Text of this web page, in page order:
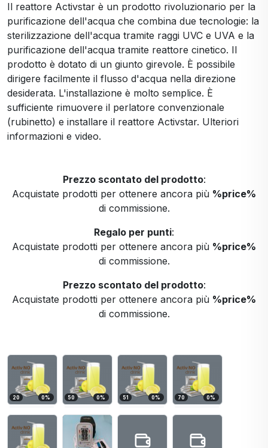
Il reattore Activstar è un prodotto rivoluzionario per la
purificazione dell'acqua che combina due tecnologie: la
sterilizzazione dell'acqua tramite raggi UVC e UVA e la
purificazione dell'acqua tramite reattore cinetico. Il
prodotto è dotato di un giunto girevole. È possibile
dirigere facilmente il flusso d'acqua nella direzione
desiderata. L'installazione è molto semplice. È
sufficiente rimuovere il perlatore convenzionale
(rubinetto) e installare il reattore Activstar. Ulteriori
informazioni e video.
Prezzo scontato del prodotto:
Acquistate prodotti per ottenere ancora più %price%
di commissione.
Regalo per punti:
Acquistate prodotti per ottenere ancora più %price%
di commissione.
Prezzo scontato del prodotto:
Acquistate prodotti per ottenere ancora più %price%
di commissione.
20 0% 50 0% 51 0% 70 0%